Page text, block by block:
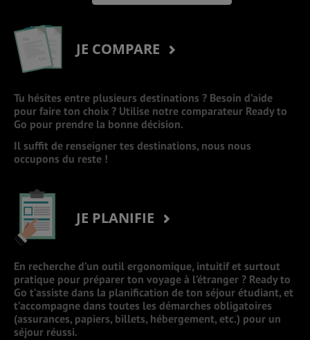
JE COMPARE
Tu hésites entre plusieurs destinations ? Besoin d’aide
pour faire ton choix ? Utilise notre comparateur Ready to
Go pour prendre la bonne décision.
Il suffit de renseigner tes destinations, nous nous
occupons du reste !
JE PLANIFIE
En recherche d’un outil ergonomique, intuitif et surtout
pratique pour préparer ton voyage à l’étranger ? Ready to
Go t’assiste dans la planification de ton séjour étudiant, et
t’accompagne dans toutes les démarches obligatoires
(assurances, papiers, billets, hébergement, etc.) pour un
séjour réussi.